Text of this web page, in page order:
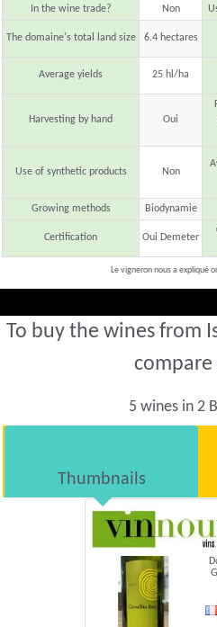
In the wine trade?
Non
The domaine's total land size 6.4 hectares
Average yields 25 hl/ha
Harvesting by hand Oui
Use of synthetic products Non
Growing methods
Biodynamie
Certification Oui Demeter
Le vigneron nous a expliqué
To buy the wines from
compare
5 wines in 2
Thumbnails